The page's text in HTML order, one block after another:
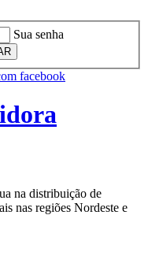
Sua senha
facebook
na distribuição de
nas regiões Nordeste e